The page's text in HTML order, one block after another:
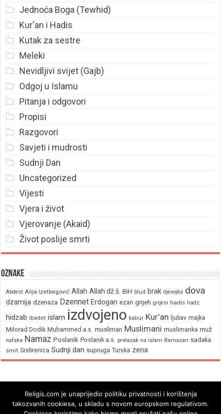
Jednoća Boga (Tewhid)
Kur'an i Hadis
Kutak za sestre
Meleki
Nevidljivi svijet (Gajb)
Odgoj u Islamu
Pitanja i odgovori
Propisi
Razgovori
Savjeti i mudrosti
Sudnji Dan
Uncategorized
Vijesti
Vjera i život
Vjerovanje (Akaid)
Život poslije smrti
Oznake
Abdest Alija Izetbegović Allah Allah dž.š. BiH blud brak djevojka dova
dzamija dzenaza Dzennet Erdogan ezan grijeh grijesi hadis hadz
hidzab ibadet islam izdvojeno kabur Kur'an ljubav majka
Milorad Dodik Muhammed a.s. musliman Muslimani muslimanka muž
nafaka Namaz Poslanik Poslanik a.s. prelazak na islam Ramazan sadaka
smrt Srebrenica Sudnji dan supruga Turska zena
Religis.com je unaprijedio politiku privatnosti i korištenja
takozvanih cookiesa, u skladu s novom europskom regulativom.